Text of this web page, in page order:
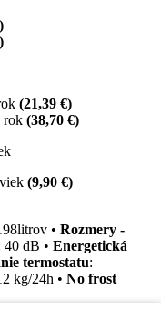
(21,39 €)
rok (38,70 €)
(9,90 €)
• Rozmery -
40 dB • Energetická
termostatu:
kg/24h • No frost